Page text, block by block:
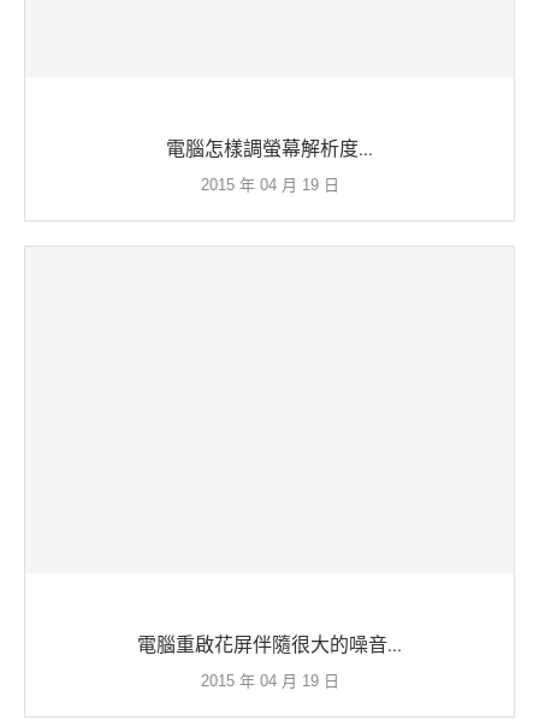
電腦怎樣調螢幕解析度...
2015 年 04 月 19 日
電腦重啟花屏伴隨很大的噪音...
2015 年 04 月 19 日